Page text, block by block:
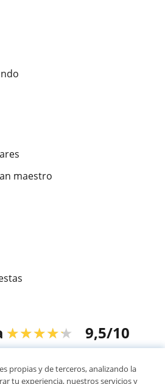
maestro
★★★★★ 9,5/10
propias y de terceros, analizando la
tu experiencia, nuestros servicios y